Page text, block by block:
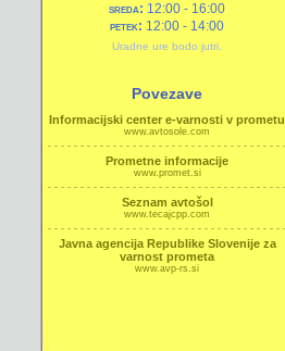
sreda: 12:00 - 16:00
petek: 12:00 - 14:00
Uradne ure bodo jutri.
Povezave
Informacijski center e-varnosti v prometu
www.avtosole.com
Prometne informacije
www.promet.si
Seznam avtošol
www.tecajcpp.com
Javna agencija Republike Slovenije za
varnost prometa
www.avp-rs.si